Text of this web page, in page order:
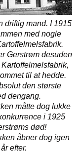
driftig mand. I 1915
med nogle
Gerstrøm desuden
til at hedde.
den største
dengang.
måtte dog lukke
i 1925
død!
åbner dog igen
efter.